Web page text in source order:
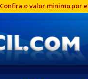
Confira o valor minimo por